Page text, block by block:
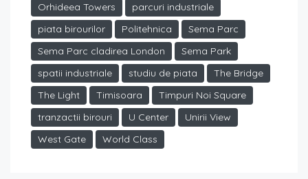
Orhideea Towers
parcuri industriale
piata birourilor
Politehnica
Sema Parc
Sema Parc cladirea London
Sema Park
spatii industriale
studiu de piata
The Bridge
The Light
Timisoara
Timpuri Noi Square
tranzactii birouri
U Center
Unirii View
West Gate
World Class